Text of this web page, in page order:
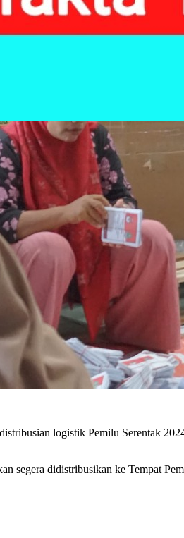
logistik Pemilu Serentak
segera didistribusikan ke Tempat